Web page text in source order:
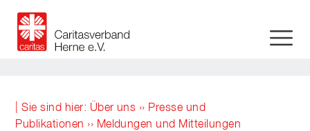
| Sie sind hier: Über uns ›› Presse und
Publikationen ›› Meldungen und Mitteilungen